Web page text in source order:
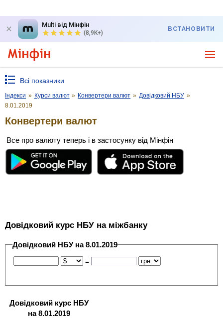
Multi від Мінфін
(8,9K+)
ВСТАНОВИТИ
Всі показники
Індекси » Курси валют » Конвертери валют » Довідковий НБУ »
8.01.2019
Конвертери валют
Все про валюту теперь і в застосунку від Мінфін
Довідковий курс НБУ на міжбанку
Довідковий НБУ на 8.01.2019
=
Довідковий курс НБУ
на 8.01.2019